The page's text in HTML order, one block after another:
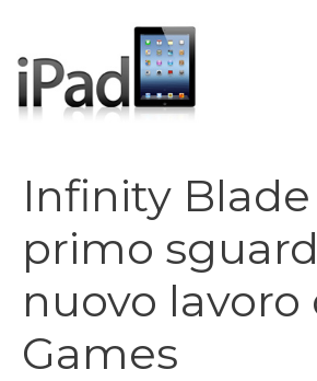
contenuto
Infinity Blade
primo
nuovo lavoro
Games